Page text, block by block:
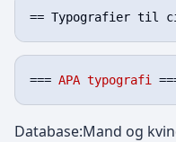
=== APA typografi
Database:Mand og